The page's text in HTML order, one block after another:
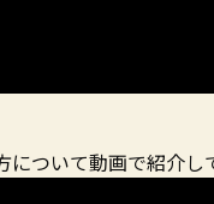
について動画で紹介し